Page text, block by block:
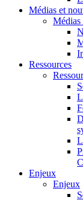
Médias et
Médias
Ressources
Enjeux
Enjeux